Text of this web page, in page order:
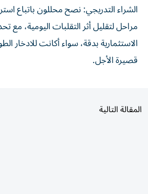
الشراء التدريجي: نصح محللون باتباع
مراحل لتقليل أثر التقلبات اليومية، مع
الاستثمارية بدقة، سواء أكانت للادخار
قصيرة الأجل.
المقالة التالية